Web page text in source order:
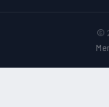
©